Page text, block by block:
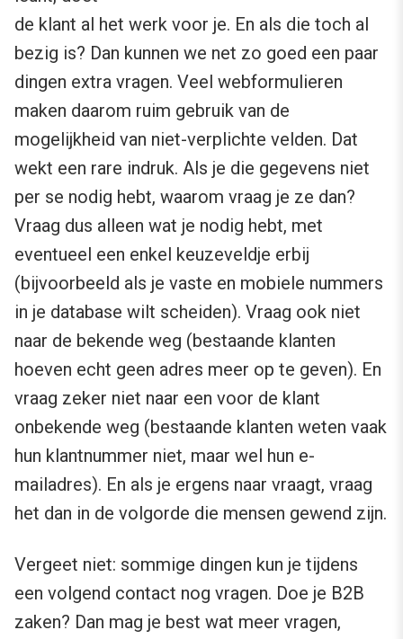
de klant al het werk voor je. En als die toch al
bezig is? Dan kunnen we net zo goed een paar
dingen extra vragen. Veel webformulieren
maken daarom ruim gebruik van de
mogelijkheid van niet-verplichte velden. Dat
wekt een rare indruk. Als je die gegevens niet
per se nodig hebt, waarom vraag je ze dan?
Vraag dus alleen wat je nodig hebt, met
eventueel een enkel keuzeveldje erbij
(bijvoorbeeld als je vaste en mobiele nummers
in je database wilt scheiden). Vraag ook niet
naar de bekende weg (bestaande klanten
hoeven echt geen adres meer op te geven). En
vraag zeker niet naar een voor de klant
onbekende weg (bestaande klanten weten vaak
hun klantnummer niet, maar wel hun e-
mailadres). En als je ergens naar vraagt, vraag
het dan in de volgorde die mensen gewend zijn.
Vergeet niet: sommige dingen kun je tijdens
een volgend contact nog vragen. Doe je B2B
zaken? Dan mag je best wat meer vragen,